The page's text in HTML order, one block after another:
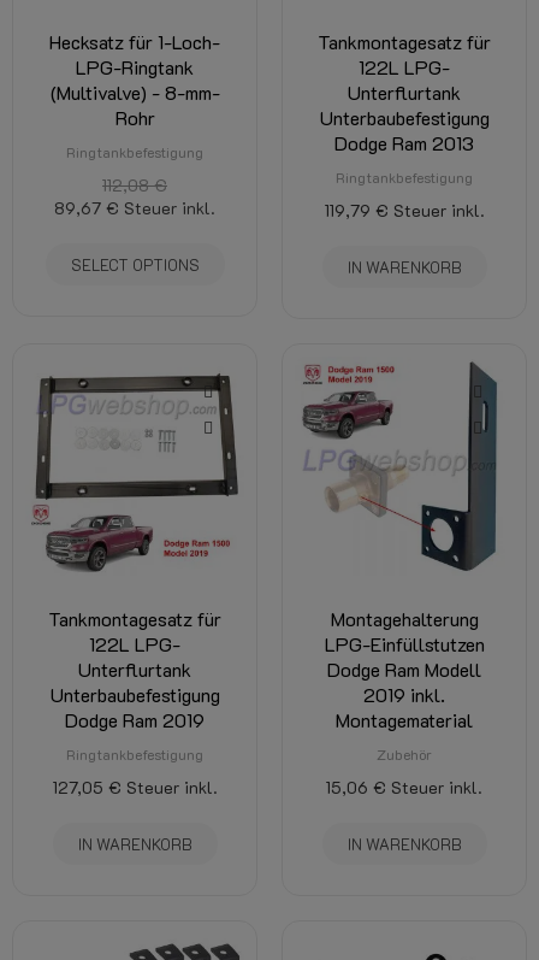
Hecksatz für 1-Loch-
LPG-Ringtank
(Multivalve) - 8-mm-
Rohr
Ringtankbefestigung
112,08 €
89,67 € Steuer inkl.
SELECT OPTIONS
Tankmontagesatz für
122L LPG-
Unterflurtank
Unterbaubefestigung
Dodge Ram 2013
Ringtankbefestigung
119,79 € Steuer inkl.
IN WARENKORB
Tankmontagesatz für
122L LPG-
Unterflurtank
Unterbaubefestigung
Dodge Ram 2019
Ringtankbefestigung
127,05 € Steuer inkl.
IN WARENKORB
Montagehalterung
LPG-Einfüllstutzen
Dodge Ram Modell
2019 inkl.
Montagematerial
Zubehör
15,06 € Steuer inkl.
IN WARENKORB